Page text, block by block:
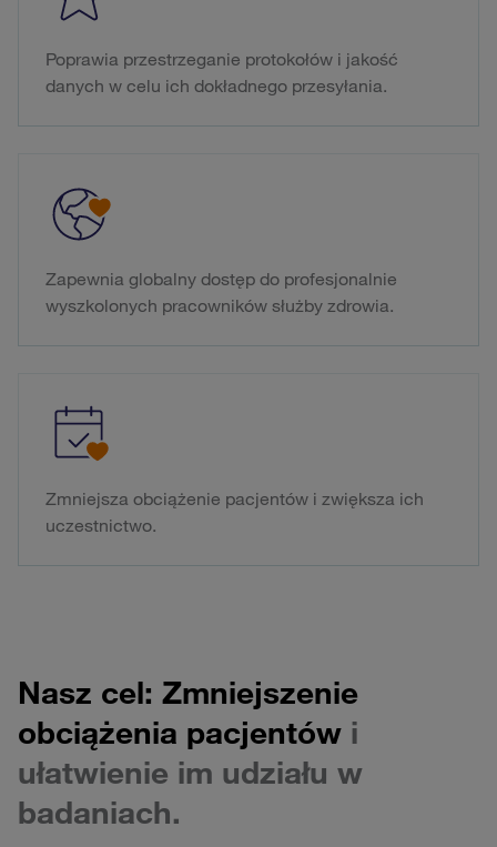
Poprawia przestrzeganie protokołów i jakość
danych w celu ich dokładnego przesyłania.
Zapewnia globalny dostęp do profesjonalnie
wyszkolonych pracowników służby zdrowia.
Zmniejsza obciążenie pacjentów i zwiększa ich
uczestnictwo.
Nasz cel: Zmniejszenie
obciążenia pacjentów i
ułatwienie im udziału w
badaniach.